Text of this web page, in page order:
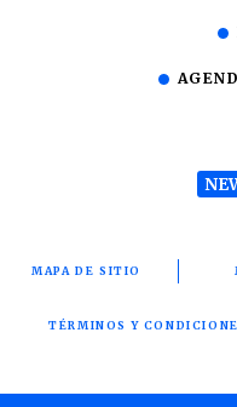
MAPA DE SITIO
TÉRMINOS Y